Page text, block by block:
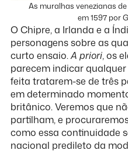
As muralhas venezianas
em 1597 por
O Chipre, a Irlanda e a
personagens sobre as
curto ensaio.A priori, os
parecem indicar
feita tratarem-se de três
em determinado
britânico. Veremos que
partilham, e
como essa continuidade
nacional predileto da